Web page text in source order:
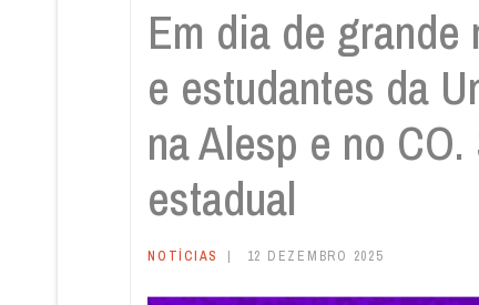
Em dia de
e estudantes da
na Alesp e no
estadual
NOTÍCIAS 12 DEZEMBRO 2025